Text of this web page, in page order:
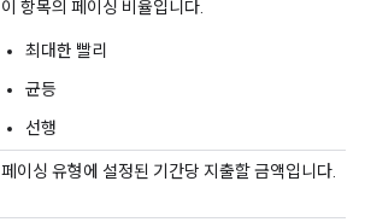
이 항목의 페이싱 비율입니다.
최대한 빨리
균등
선행
페이싱 유형에 설정된 기간당 지출할 금액입니다.